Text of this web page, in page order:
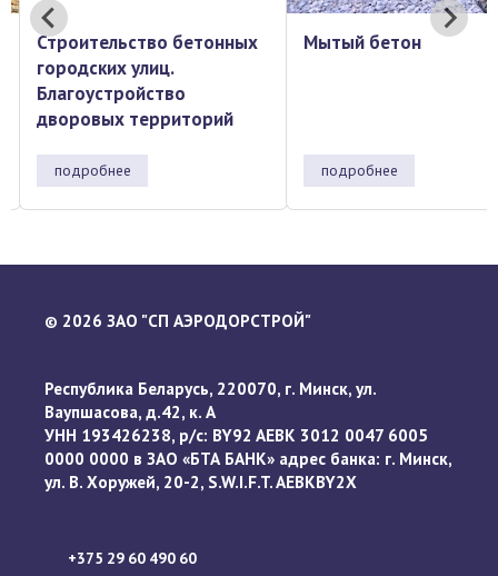
Мытый бетон
подробнее
Укладка
подробнее
© 2026 ЗАО "СП АЭРОДОРСТРОЙ"
Республика Беларусь, 220070, г. Минск, ул.
Ваупшасова, д.42, к. А
УНН 193426238, р/с: BY92 AEBK 3012 0047 6005
0000 0000 в ЗАО «БТА БАНК» адрес банка: г. Минск,
ул. В. Хоружей, 20-2, S.W.I.F.T. AEBKBY2X
+375 29 60 490 60